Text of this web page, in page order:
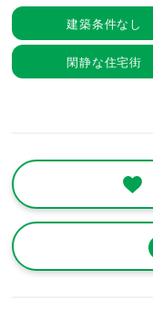
建築条件なし
閑静な住宅街